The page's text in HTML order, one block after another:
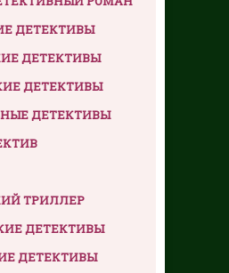
ДЕТЕКТИВЫ
ДЕТЕКТИВЫ
ДЕТЕКТИВЫ
ДЕТЕКТИВЫ
ТРИЛЛЕР
ДЕТЕКТИВЫ
ДЕТЕКТИВЫ